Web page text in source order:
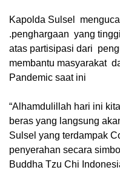
Kapolda Sulsel
.penghargaan yang
atas partisipasi dari
membantu masyarakat
Pandemic saat ini
“Alhamdulillah hari ini
beras yang langsung
Sulsel yang terdampak
penyerahan secara
Buddha Tzu Chi